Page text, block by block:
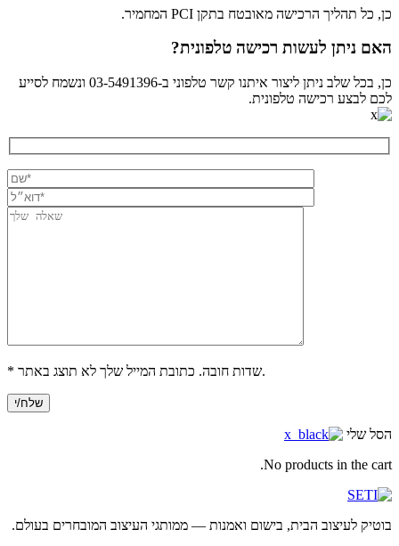
כן, כל תהליך הרכישה מאובטח בתקן PCI המחמיר.
האם ניתן לעשות רכישה טלפונית?
כן, בכל שלב ניתן ליצור איתנו קשר טלפוני ב-03-5491396 ונשמח לסייע
לכם לבצע רכישה טלפונית.
* שדות חובה. כתובת המייל שלך לא תוצג באתר.
הסל שלי
No products in the cart.
בוטיק לעיצוב הבית, בישום ואמנות — ממותגי העיצוב המובחרים בעולם.